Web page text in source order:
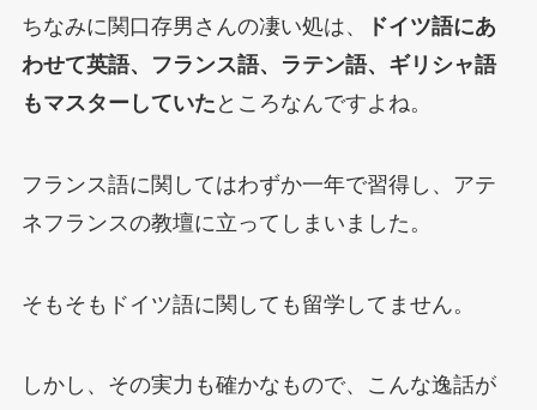
ちなみに関口存男さんの凄い処は、
ドイツ語にあ
わせて英語、フランス語、ラテン語、ギリシャ語
もマスターしていた ところなんですよね。
フランス語に関してはわずか一年で習得し、アテ
ネフランスの教壇に立ってしまいました。
そもそもドイツ語に関しても留学してません。
しかし、その実力も確かなもので、こんな逸話が